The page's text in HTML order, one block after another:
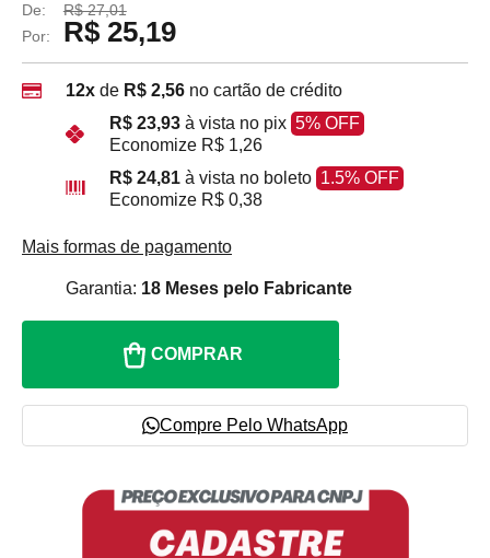
De:
R$ 27,01
Por:
R$ 25,19
12x de R$ 2,56 no cartão de crédito
R$ 23,93 à vista no pix 5% OFF
Economize R$ 1,26
R$ 24,81 à vista no boleto 1.5% OFF
Economize R$ 0,38
Mais formas de pagamento
Garantia: 18 Meses pelo Fabricante
COMPRAR
Compre Pelo WhatsApp